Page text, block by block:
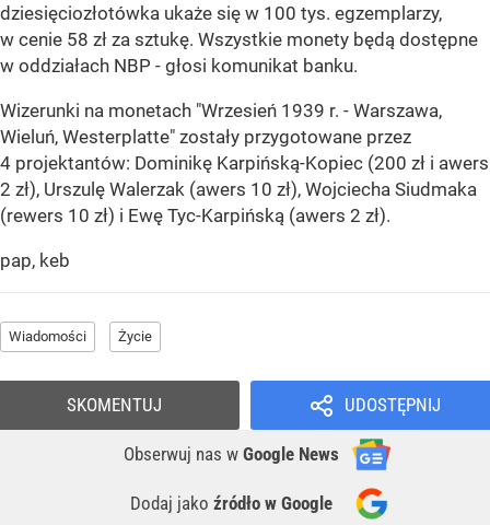
dziesięciozłotówka ukaże się w 100 tys. egzemplarzy,
w cenie 58 zł za sztukę. Wszystkie monety będą dostępne
w oddziałach NBP - głosi komunikat banku.
Wizerunki na monetach "Wrzesień 1939 r. - Warszawa,
Wieluń, Westerplatte" zostały przygotowane przez
4 projektantów: Dominikę Karpińską-Kopiec (200 zł i awers
2 zł), Urszulę Walerzak (awers 10 zł), Wojciecha Siudmaka
(rewers 10 zł) i Ewę Tyc-Karpińską (awers 2 zł).
pap, keb
Wiadomości Życie
UDOSTĘPNIJ
Obserwuj nas w Google News
Dodaj jako źródło w Google
SKOMENTUJ